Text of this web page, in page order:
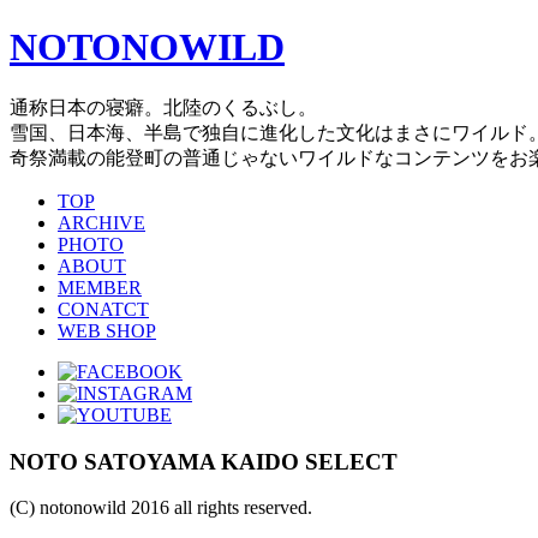
NOTONOWILD
通称日本の寝癖。北陸のくるぶし。
雪国、日本海、半島で独自に進化した文化はまさにワイルド。
奇祭満載の能登町の普通じゃないワイルドなコンテンツをお
TOP
ARCHIVE
PHOTO
ABOUT
MEMBER
CONATCT
WEB SHOP
NOTO SATOYAMA KAIDO SELECT
(C) notonowild 2016 all rights reserved.